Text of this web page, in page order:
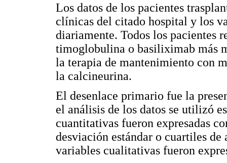
Los datos de los pacientes
clínicas del citado hospital y los
diariamente. Todos los pacientes
timoglobulina o basiliximab más
la terapia de mantenimiento con
la calcineurina.
El desenlace primario fue la
el análisis de los datos se utilizó
cuantitativas fueron expresadas
desviación estándar o cuartiles
variables cualitativas fueron